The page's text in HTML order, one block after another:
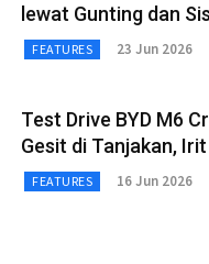
lewat Gunting dan
FEATURES 23 Jun 2026
Test Drive BYD M6
Gesit di Tanjakan,
FEATURES 16 Jun 2026